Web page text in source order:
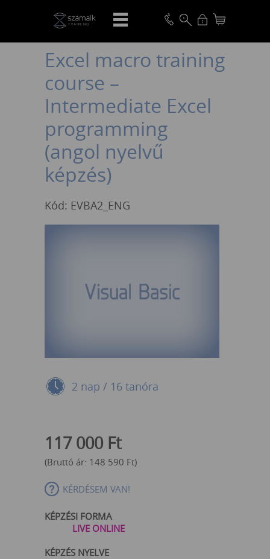
VISSZA
Excel macro training
course –
Intermediate Excel
programming
(angol nyelvű
képzés)
Kód: EVBA2_ENG
2 nap / 16 tanóra
117 000 Ft
(Bruttó ár: 148 590 Ft)
KÉRDÉSEM VAN!
KÉPZÉSI FORMA
LIVE ONLINE
KÉPZÉS NYELVE